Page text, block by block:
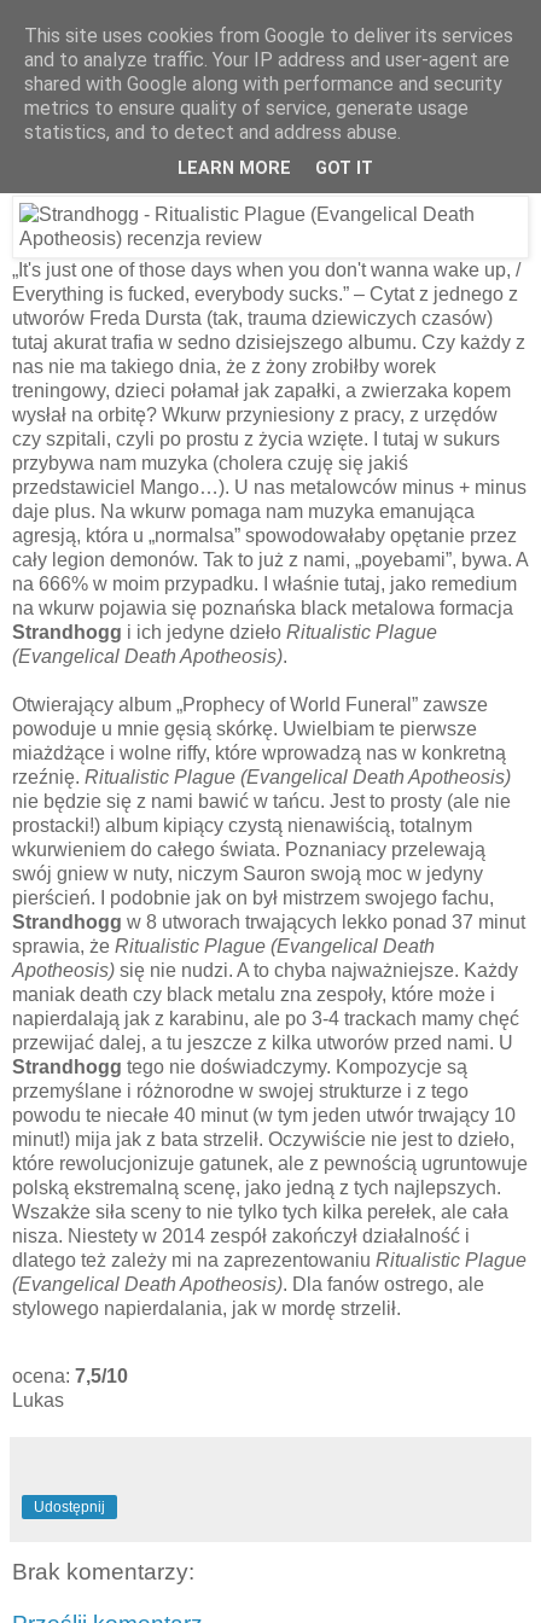
8 lipca 2026
Strandhogg – Ritualistic Plague
(Evangelical Death Apotheosis) [2009]
„It's just one of those days when you don't wanna wake up, /
Everything is fucked, everybody sucks.” – Cytat z jednego z
utworów Freda Dursta (tak, trauma dziewiczych czasów)
tutaj akurat trafia w sedno dzisiejszego albumu. Czy każdy z
nas nie ma takiego dnia, że z żony zrobiłby worek
treningowy, dzieci połamał jak zapałki, a zwierzaka kopem
wysłał na orbitę? Wkurw przyniesiony z pracy, z urzędów
czy szpitali, czyli po prostu z życia wzięte. I tutaj w sukurs
przybywa nam muzyka (cholera czuję się jakiś
przedstawiciel Mango…). U nas metalowców minus + minus
daje plus. Na wkurw pomaga nam muzyka emanująca
agresją, która u „normalsa” spowodowałaby opętanie przez
cały legion demonów. Tak to już z nami, „poyebami”, bywa. A
na 666% w moim przypadku. I właśnie tutaj, jako remedium
na wkurw pojawia się poznańska black metalowa formacja
Strandhogg i ich jedyne dzieło Ritualistic Plague
(Evangelical Death Apotheosis).
Otwierający album „Prophecy of World Funeral” zawsze
powoduje u mnie gęsią skórkę. Uwielbiam te pierwsze
miażdżące i wolne riffy, które wprowadzą nas w konkretną
rzeźnię. Ritualistic Plague (Evangelical Death Apotheosis)
nie będzie się z nami bawić w tańcu. Jest to prosty (ale nie
prostacki!) album kipiący czystą nienawiścią, totalnym
wkurwieniem do całego świata. Poznaniacy przelewają
swój gniew w nuty, niczym Sauron swoją moc w jedyny
pierścień. I podobnie jak on był mistrzem swojego fachu,
Strandhogg w 8 utworach trwających lekko ponad 37 minut
sprawia, że Ritualistic Plague (Evangelical Death
Apotheosis) się nie nudzi. A to chyba najważniejsze. Każdy
maniak death czy black metalu zna zespoły, które może i
napierdalają jak z karabinu, ale po 3-4 trackach mamy chęć
przewijać dalej, a tu jeszcze z kilka utworów przed nami. U
Strandhogg tego nie doświadczymy. Kompozycje są
przemyślane i różnorodne w swojej strukturze i z tego
powodu te niecałe 40 minut (w tym jeden utwór trwający 10
minut!) mija jak z bata strzelił. Oczywiście nie jest to dzieło,
które rewolucjonizuje gatunek, ale z pewnością ugruntowuje
polską ekstremalną scenę, jako jedną z tych najlepszych.
Wszakże siła sceny to nie tylko tych kilka perełek, ale cała
nisza. Niestety w 2014 zespół zakończył działalność i
dlatego też zależy mi na zaprezentowaniu Ritualistic Plague
(Evangelical Death Apotheosis). Dla fanów ostrego, ale
stylowego napierdalania, jak w mordę strzelił.
ocena: 7,5/10
Lukas
Udostępnij
Brak komentarzy:
This site uses cookies from Google to deliver its services
and to analyze traffic. Your IP address and user-agent are
shared with Google along with performance and security
metrics to ensure quality of service, generate usage
statistics, and to detect and address abuse.
LEARN MORE GOT IT